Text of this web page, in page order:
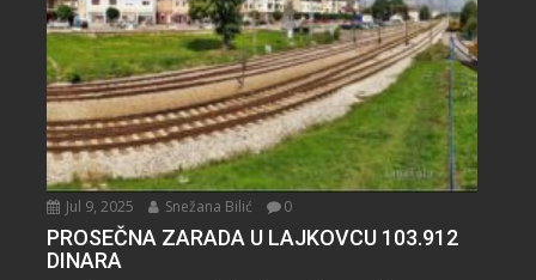
Jul 9, 2025 Snežana Bilić 0
PROSEČNA ZARADA U LAJKOVCU 103.912
DINARA